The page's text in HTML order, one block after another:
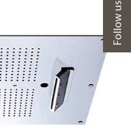
Follow us